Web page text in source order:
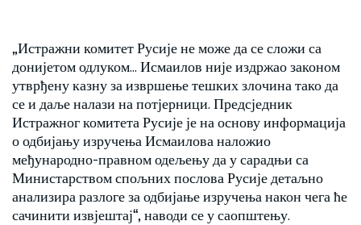
„Истражни комитет Русије не може да се сложи са
донијетом одлуком... Исмаилов није издржао законом
утврђену казну за извршење тешких злочина тако да
се и даље налази на потјерници. Предсједник
Истражног комитета Русије је на основу информација
о одбијању изручења Исмаилова наложио
међународно-правном одељењу да у сарадњи са
Министарством спољних послова Русије детаљно
анализира разлоге за одбијање изручења након чега ће
сачинити извјештај“, наводи се у саопштењу.